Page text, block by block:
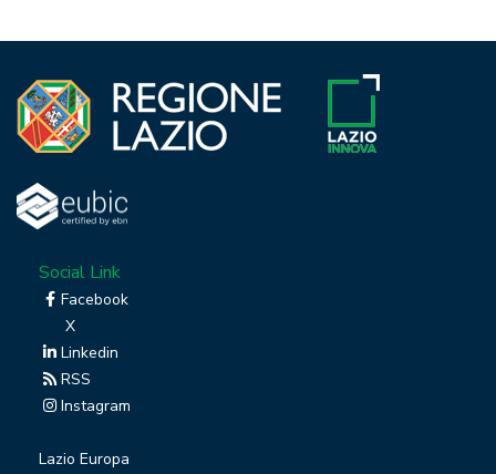
Social Link
Facebook
X
Linkedin
RSS
Instagram
Lazio Europa